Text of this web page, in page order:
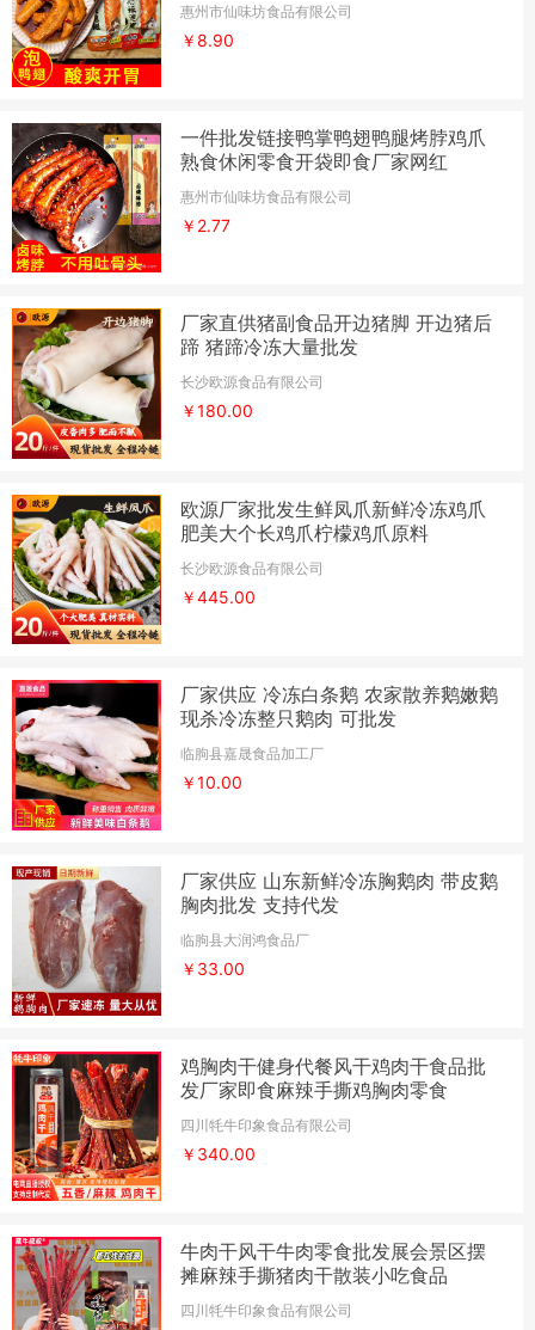
惠州市仙味坊食品有限公司
￥8.90
一件批发链接鸭掌鸭翅鸭腿烤脖鸡爪
熟食休闲零食开袋即食厂家网红
惠州市仙味坊食品有限公司
￥2.77
厂家直供猪副食品开边猪脚 开边猪后
蹄 猪蹄冷冻大量批发
长沙欧源食品有限公司
￥180.00
欧源厂家批发生鲜凤爪新鲜冷冻鸡爪
肥美大个长鸡爪柠檬鸡爪原料
长沙欧源食品有限公司
￥445.00
厂家供应 冷冻白条鹅 农家散养鹅嫩鹅
现杀冷冻整只鹅肉 可批发
临朐县嘉晟食品加工厂
￥10.00
厂家供应 山东新鲜冷冻胸鹅肉 带皮鹅
胸肉批发 支持代发
临朐县大润鸿食品厂
￥33.00
鸡胸肉干健身代餐风干鸡肉干食品批
发厂家即食麻辣手撕鸡胸肉零食
四川牦牛印象食品有限公司
￥340.00
牛肉干风干牛肉零食批发展会景区摆
摊麻辣手撕猪肉干散装小吃食品
四川牦牛印象食品有限公司